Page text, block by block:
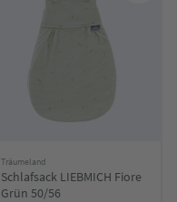
Träumeland
Schlafsack LIEBMICH Fiore
Grün 50/56